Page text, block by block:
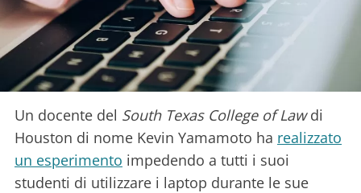
Un docente del South Texas College of Lawdi
Houston di nome Kevin Yamamoto ha realizzato
un esperimento impedendo a tutti i suoi
studenti di utilizzare i laptop durante le sue